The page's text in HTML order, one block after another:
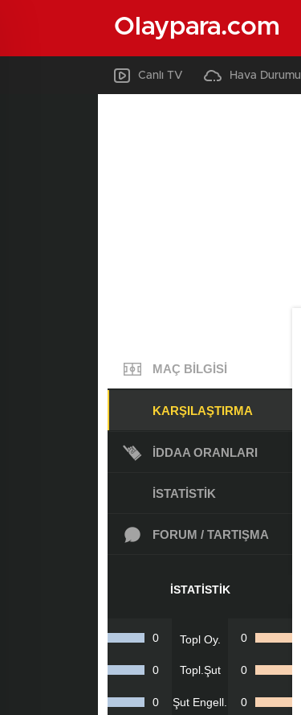
Olaypara.com
Canlı TV Hava Durumu
MAÇ BILGISI
KARŞILAŞTIRMA
İDDAA ORANLARI
İSTATISTIK
FORUM / TARTIŞMA
İSTATISTIK
0 Topl Oy. 0
0 Topl.Şut 0
0 Şut Engell. 0